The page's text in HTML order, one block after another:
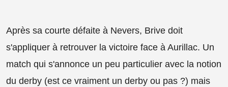
Après sa courte défaite à Nevers, Brive doit
s'appliquer à retrouver la victoire face à Aurillac. Un
match qui s'annonce un peu particulier avec la notion
du derby (est ce vraiment un derby ou pas ?) mais